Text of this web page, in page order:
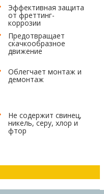
Эффективная защита
от фреттинг-
коррозии
Предотвращает
скачкообразное
движение
Облегчает монтаж и
демонтаж
Не содержит свинец,
никель, серу, хлор и
фтор